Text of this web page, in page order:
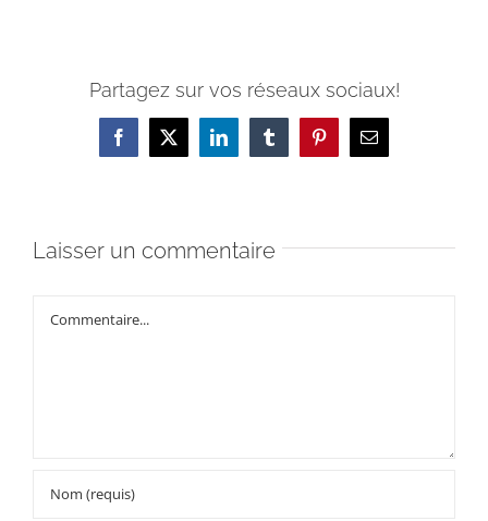
Partagez sur vos réseaux sociaux!
Facebook
X LinkedInTumblrPinterestEmail
Laisser un commentaire
Commentaire